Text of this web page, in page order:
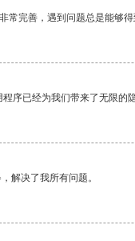
常完善，遇到问题总是能够得
序已经为我们带来了无限的
解决了我所有问题。